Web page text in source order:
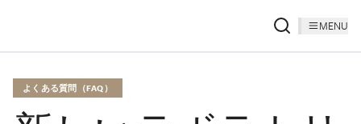
MENU
よくある質問（FAQ）